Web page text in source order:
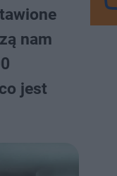
nam
jest